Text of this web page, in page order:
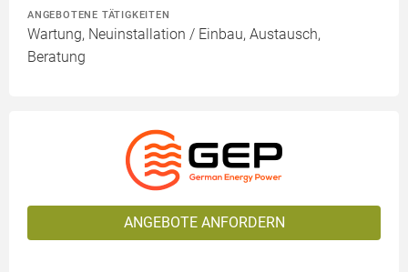
ANGEBOTENE TÄTIGKEITEN
Wartung, Neuinstallation / Einbau, Austausch,
Beratung
ANGEBOTE ANFORDERN